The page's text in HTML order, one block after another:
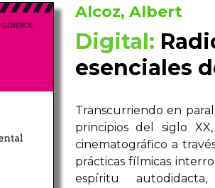
Alcoz, Albert
Digital:
esenciales
Transcurriendo en
principios del siglo
cinematográfico a
prácticas fílmicas
espíritu